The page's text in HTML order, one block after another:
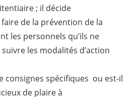
; il décide
de la prévention de la
les personnels qu’ils ne
les modalités d’action
consignes spécifiques ou est-il
de plaire à